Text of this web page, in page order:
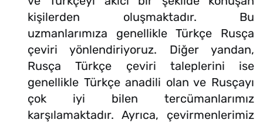
kişilerden oluşmaktadır. Bu
uzmanlarımıza genellikle Türkçe Rusça
çeviri yönlendiriyoruz. Diğer yandan,
Rusça Türkçe çeviri taleplerini ise
genellikle Türkçe anadili olan ve Rusçayı
çok iyi bilen tercümanlarımız
karşılamaktadır. Ayrıca, çevirmenlerimiz